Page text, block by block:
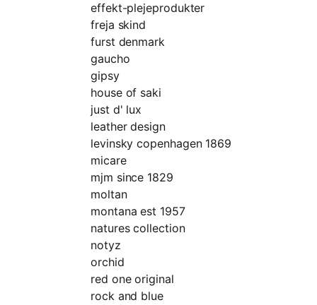
effekt-plejeprodukter
freja skind
furst denmark
gaucho
gipsy
house of saki
just d' lux
leather design
levinsky copenhagen 1869
micare
mjm since 1829
moltan
montana est 1957
natures collection
notyz
orchid
red one original
rock and blue